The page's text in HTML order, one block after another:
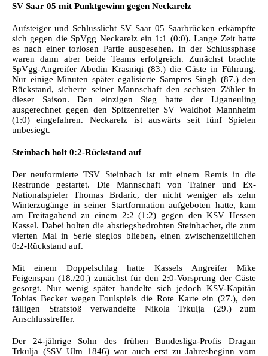
SV Saar 05 mit Punktgewinn gegen Neckarelz
Aufsteiger und Schlusslicht SV Saar 05 Saarbrücken erkämpfte
sich gegen die SpVgg Neckarelz ein 1:1 (0:0). Lange Zeit hatte
es nach einer torlosen Partie ausgesehen. In der Schlussphase
waren dann aber beide Teams erfolgreich. Zunächst brachte
SpVgg-Angreifer Abedin Krasniqi (83.) die Gäste in Führung.
Nur einige Minuten später egalisierte Sampres Singh (87.) den
Rückstand, sicherte seiner Mannschaft den sechsten Zähler in
dieser Saison. Den einzigen Sieg hatte der Liganeuling
ausgerechnet gegen den Spitzenreiter SV Waldhof Mannheim
(1:0) eingefahren. Neckarelz ist auswärts seit fünf Spielen
unbesiegt.
Steinbach holt 0:2-Rückstand auf
Der neuformierte TSV Steinbach ist mit einem Remis in die
Restrunde gestartet. Die Mannschaft von Trainer und Ex-
Nationalspieler Thomas Brdaric, der nicht weniger als zehn
Winterzugänge in seiner Startformation aufgeboten hatte, kam
am Freitagabend zu einem 2:2 (1:2) gegen den KSV Hessen
Kassel. Dabei holten die abstiegsbedrohten Steinbacher, die zum
vierten Mal in Serie sieglos blieben, einen zwischenzeitlichen
0:2-Rückstand auf.
Mit einem Doppelschlag hatte Kassels Angreifer Mike
Feigenspan (18./20.) zunächst für den 2:0-Vorsprung der Gäste
gesorgt. Nur wenig später handelte sich jedoch KSV-Kapitän
Tobias Becker wegen Foulspiels die Rote Karte ein (27.), den
fälligen Strafstoß verwandelte Nikola Trkulja (29.) zum
Anschlusstreffer.
Der 24-jährige Sohn des frühen Bundesliga-Profis Dragan
Trkulja (SSV Ulm 1846) war auch erst zu Jahresbeginn vom